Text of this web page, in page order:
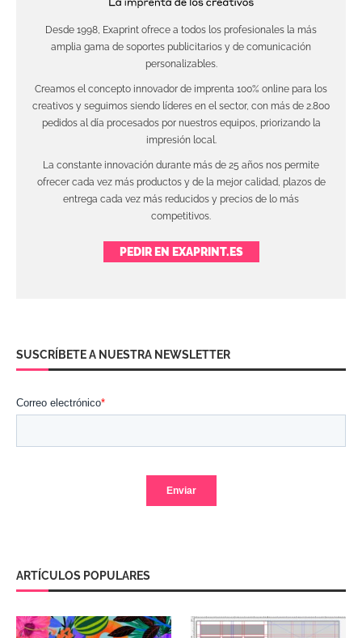
Desde 1998, Exaprint ofrece a todos los profesionales la más
amplia gama de soportes publicitarios y de comunicación
personalizables.
Creamos el concepto innovador de imprenta 100% online para los
creativos y seguimos siendo líderes en el sector, con más de 2.800
pedidos al día procesados por nuestros equipos, priorizando la
impresión local.
La constante innovación durante más de 25 años nos permite
ofrecer cada vez más productos y de la mejor calidad, plazos de
entrega cada vez más reducidos y precios de lo más
competitivos.
PEDIR EN EXAPRINT.ES
SUSCRÍBETE A NUESTRA NEWSLETTER
ARTÍCULOS POPULARES